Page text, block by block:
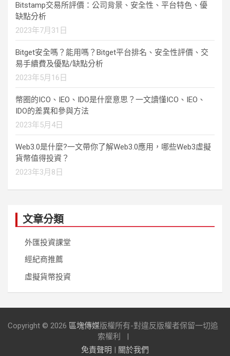
Bitstamp交易所評價：公司背景、安全性、平台特色、優
缺點分析
2023年7月31日
Bitget安全嗎？能用嗎？Bitget平台排名、安全性評價、交
易手續費及優點/缺點分析
2023年5月16日
幣圈的ICO、IEO、IDO是什麼意思？一文讀懂ICO、IEO、
IDO的差異和參與方法
2023年5月4日
Web3.0是什麼?一文帶你了解Web3.0應用，哪些Web3虛擬
貨幣值得投資？
2023年3月8日
文章分類
外匯投資課堂
經紀商推薦
虛擬貨幣投資
Copyright © 2026 區塊傳媒版權所有-對違反版權者保留一切追
索權利
免責聲明 | 關於我們